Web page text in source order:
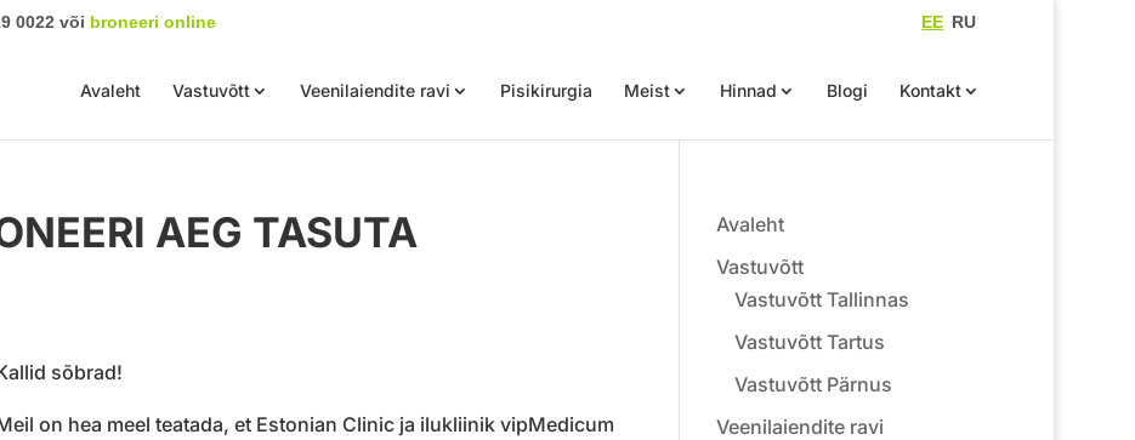
0022 või broneeri online EE RU
Avaleht Vastuvõtt Veenilaiendite ravi Pisikirurgia Meist Hinnad Blogi Kontakt
AEG TASUTA
sõbrad!
on hea meel teatada, et Estonian Clinic ja ilukliinik vipMedicum
Avaleht
Vastuvõtt
Vastuvõtt Tallinnas
Vastuvõtt Tartus
Vastuvõtt Pärnus
Veenilaiendite ravi